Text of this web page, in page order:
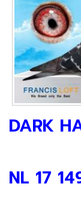
DARK
NL 17